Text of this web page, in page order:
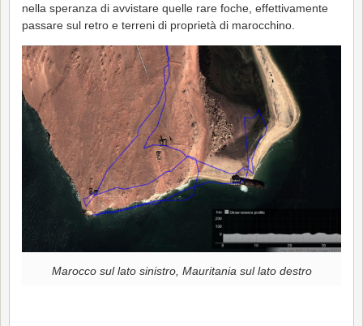
nella speranza di avvistare quelle rare foche, effettivamente
passare sul retro e terreni di proprietà di marocchino.
Marocco sul lato sinistro, Mauritania sul lato destro